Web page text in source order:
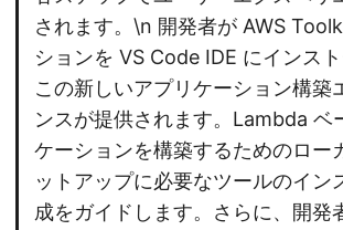
されます。\n 開発者が AWS
ションを VS Code IDE にインスト
この新しいアプリケーション構築
ンスが提供されます。Lambda ベ
ケーションを構築するためのロー
ットアップに必要なツールのイン
成をガイドします。さらに、開発